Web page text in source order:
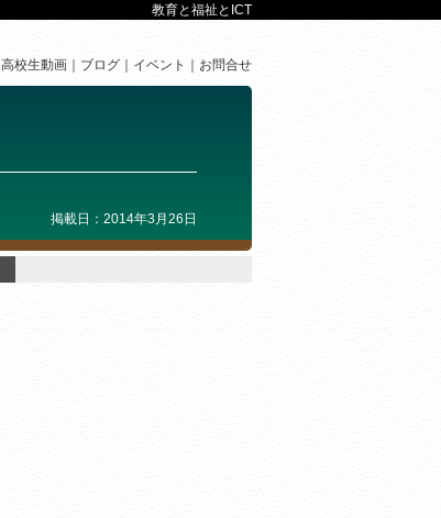
教育と福祉とICT
高校生動画 ブログ イベント お問合せ
掲載日：2014年3月26日